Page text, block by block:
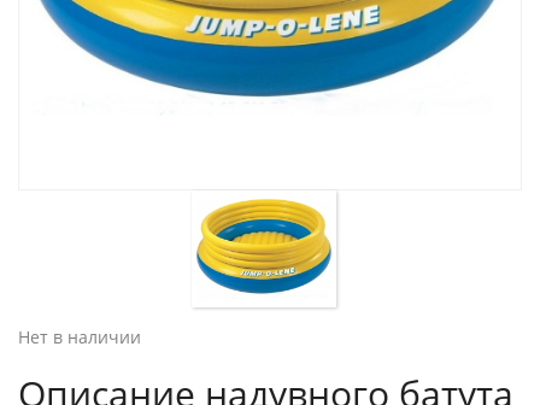
Нет в наличии
Описание надувного батута